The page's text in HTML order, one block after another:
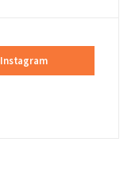
Instagram